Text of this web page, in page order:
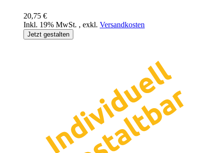
20,75 €
Inkl. 19% MwSt. , exkl. Versandkosten
Jetzt gestalten